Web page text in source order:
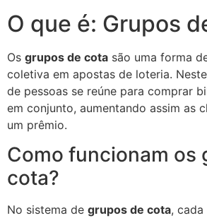
O que é: Grupos
Os grupos de cota são uma forma
coletiva em apostas de loteria.
de pessoas se reúne para comprar
em conjunto, aumentando assim as
um prêmio.
Como funcionam os
cota?
No sistema de grupos de cota,